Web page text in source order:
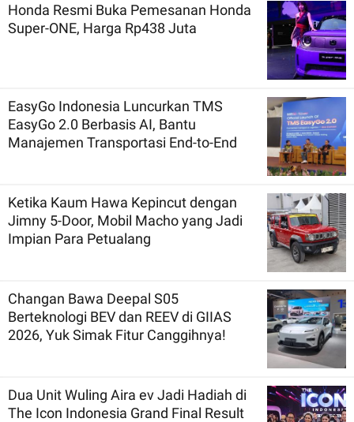
Honda Resmi Buka Pemesanan Honda
Super-ONE, Harga Rp438 Juta
EasyGo Indonesia Luncurkan TMS
EasyGo 2.0 Berbasis AI, Bantu
Manajemen Transportasi End-to-End
Ketika Kaum Hawa Kepincut dengan
Jimny 5-Door, Mobil Macho yang Jadi
Impian Para Petualang
Changan Bawa Deepal S05
Berteknologi BEV dan REEV di GIIAS
2026, Yuk Simak Fitur Canggihnya!
Dua Unit Wuling Aira ev Jadi Hadiah di
The Icon Indonesia Grand Final Result